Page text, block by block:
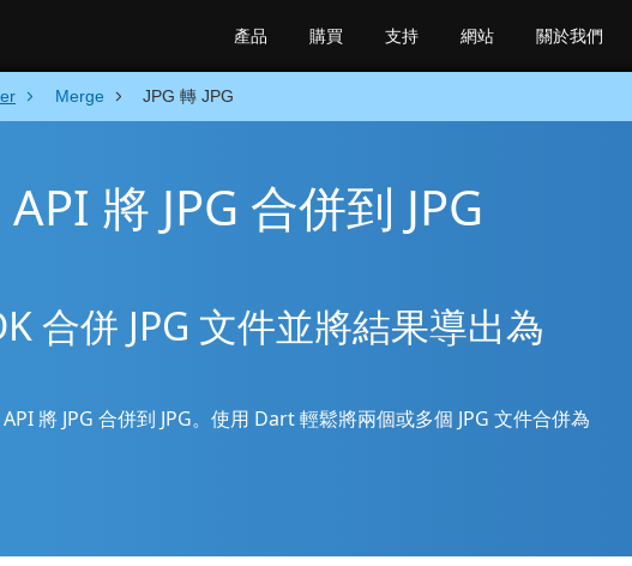
Merge JPG 轉 JPG
將 JPG 合併到 JPG
合併 JPG 文件並將結果導出為
將 JPG 合併到 JPG。使用 Dart 輕鬆將兩個或多個 JPG 文件合併為
產品 購買 支持 網站 關於我們